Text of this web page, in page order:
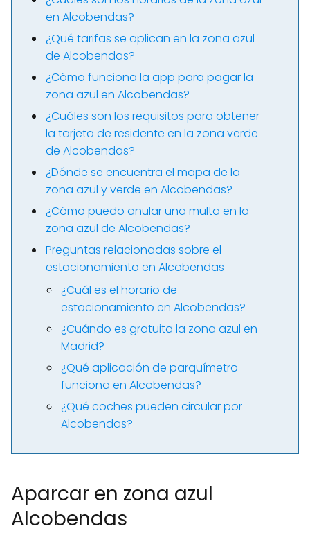
en Alcobendas?
¿Qué tarifas se aplican en la zona azul
de Alcobendas?
¿Cómo funciona la app para pagar la
zona azul en Alcobendas?
¿Cuáles son los requisitos para obtener
la tarjeta de residente en la zona verde
de Alcobendas?
¿Dónde se encuentra el mapa de la
zona azul y verde en Alcobendas?
¿Cómo puedo anular una multa en la
zona azul de Alcobendas?
Preguntas relacionadas sobre el
estacionamiento en Alcobendas
¿Cuál es el horario de
estacionamiento en Alcobendas?
¿Cuándo es gratuita la zona azul en
Madrid?
¿Qué aplicación de parquímetro
funciona en Alcobendas?
¿Qué coches pueden circular por
Alcobendas?
Aparcar en zona azul
Alcobendas